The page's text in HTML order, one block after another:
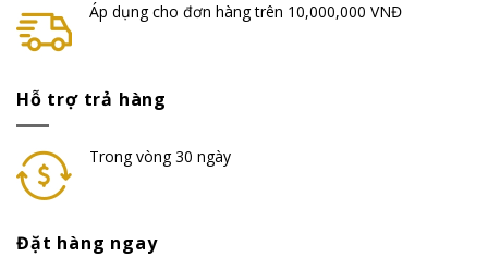
Áp dụng cho đơn hàng trên 10,000,000 VNĐ
Hỗ trợ trả hàng
Trong vòng 30 ngày
Đặt hàng ngay